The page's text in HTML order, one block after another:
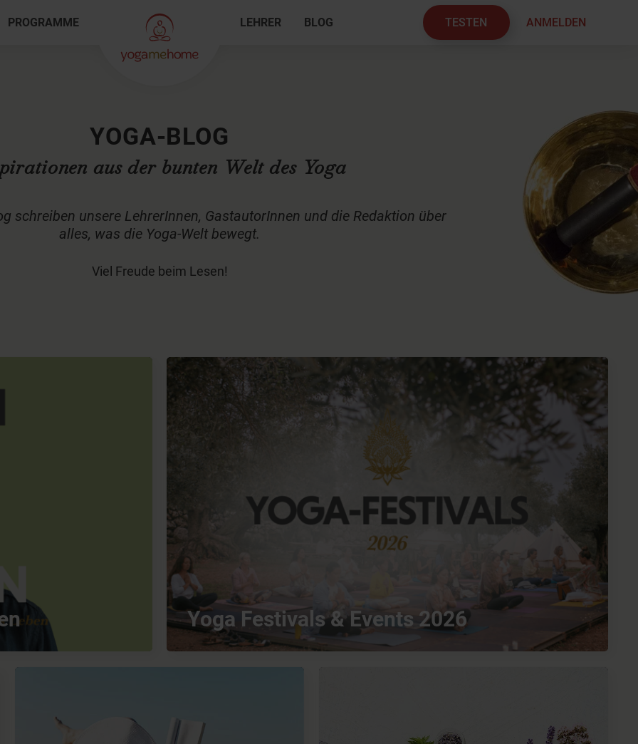
PROGRAMME LEHRER BLOG TESTEN ANMELDEN
YOGA-BLOG
aus der bunten Welt des Yoga
schreiben unsere LehrerInnen, GastautorInnen und die Redaktion über
alles, was die Yoga-Welt bewegt.
Viel Freude beim Lesen!
Yoga Festivals & Events 2026